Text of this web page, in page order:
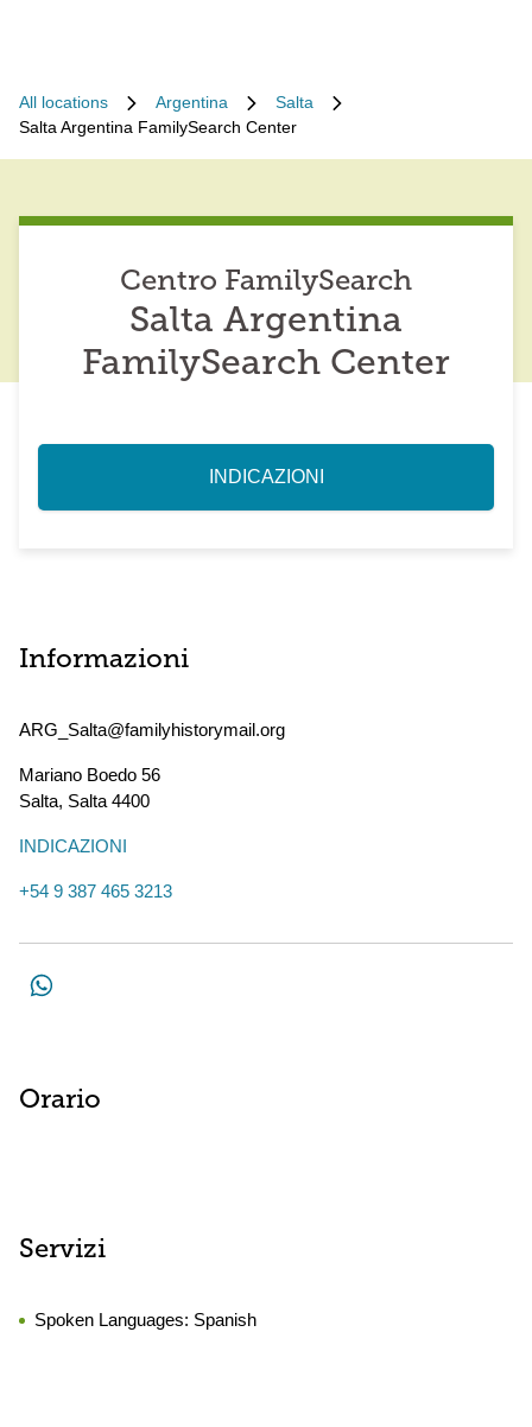
All locations Argentina
Salta
Salta Argentina FamilySearch Center
Centro FamilySearch
Salta Argentina
FamilySearch Center
INDICAZIONI
Informazioni
ARG_Salta@familyhistorymail.org
Mariano Boedo 56
Salta, Salta 4400
INDICAZIONI
+54 9 387 465 3213
Orario
Servizi
Spoken Languages: Spanish